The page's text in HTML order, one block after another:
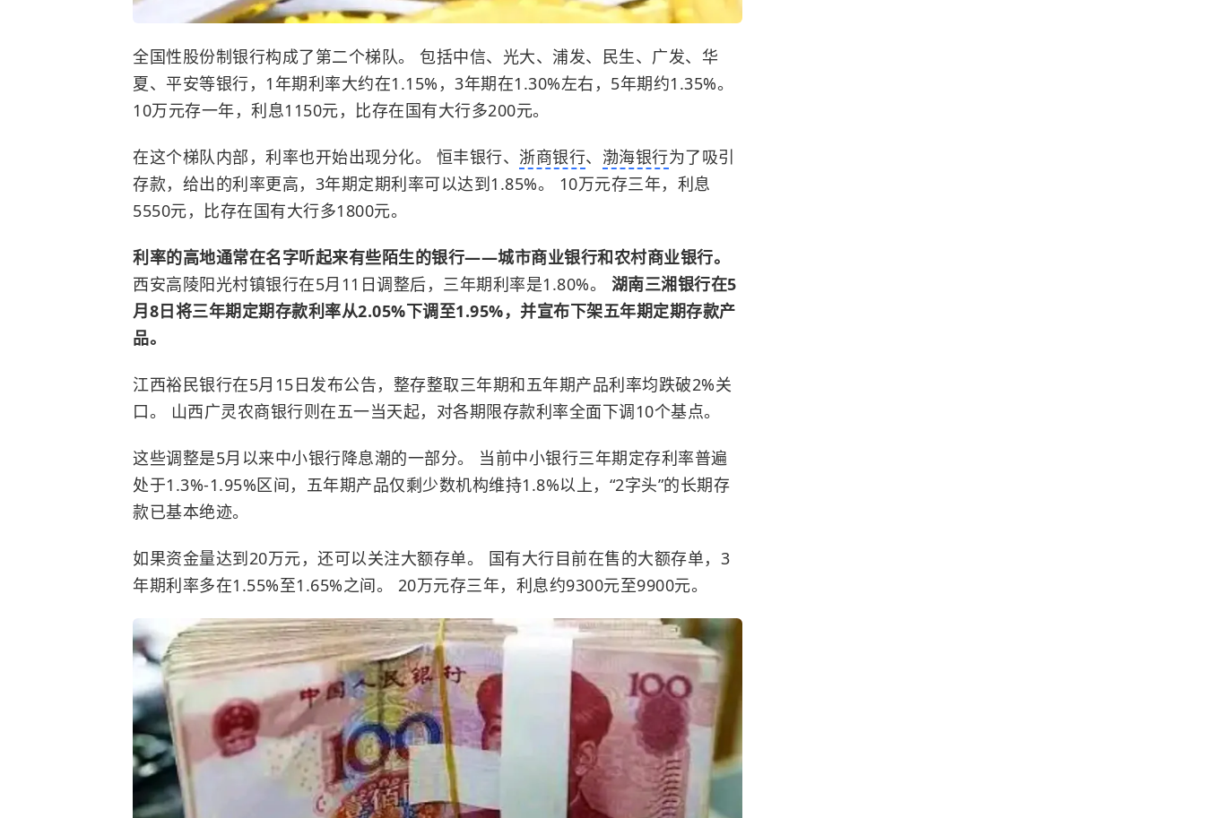
全国性股份制银行构成了第二个梯队。 包括中信、光大、浦发、民生、广发、华
夏、平安等银行，1年期利率大约在1.15%，3年期在1.30%左右，5年期约1.35%。
10万元存一年，利息1150元，比存在国有大行多200元。
在这个梯队内部，利率也开始出现分化。 恒丰银行、 浙商银行、 渤海银行为了吸引
存款，给出的利率更高，3年期定期利率可以达到1.85%。 10万元存三年，利息
5550元，比存在国有大行多1800元。
利率的高地通常在名字听起来有些陌生的银行——城市商业银行和农村商业银行。
西安高陵阳光村镇银行在5月11日调整后，三年期利率是1.80%。 湖南三湘银行在5
月8日将三年期定期存款利率从2.05%下调至1.95%，并宣布下架五年期定期存款产
品。
江西裕民银行在5月15日发布公告，整存整取三年期和五年期产品利率均跌破2%关
口。 山西广灵农商银行则在五一当天起，对各期限存款利率全面下调10个基点。
这些调整是5月以来中小银行降息潮的一部分。 当前中小银行三年期定存利率普遍
处于1.3%-1.95%区间，五年期产品仅剩少数机构维持1.8%以上，“2字头”的长期存
款已基本绝迹。
如果资金量达到20万元，还可以关注大额存单。 国有大行目前在售的大额存单，3
年期利率多在1.55%至1.65%之间。 20万元存三年，利息约9300元至9900元。